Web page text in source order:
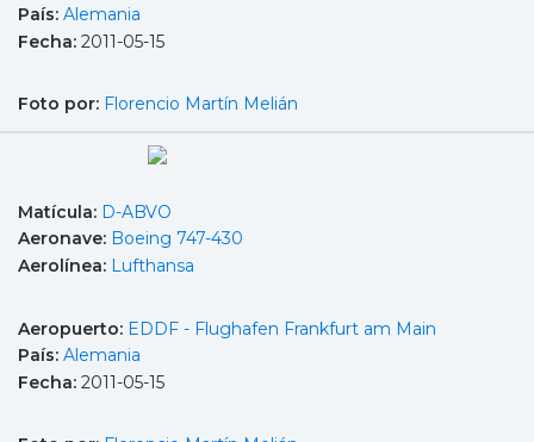
País: Alemania
Fecha: 2011-05-15
Foto por: Florencio Martín Melián
Matícula: D-ABVO
Aeronave: Boeing 747-430
Aerolínea: Lufthansa
Aeropuerto: EDDF - Flughafen Frankfurt am Main
País: Alemania
Fecha: 2011-05-15